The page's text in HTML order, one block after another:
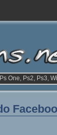
One, Ps2, Ps3,